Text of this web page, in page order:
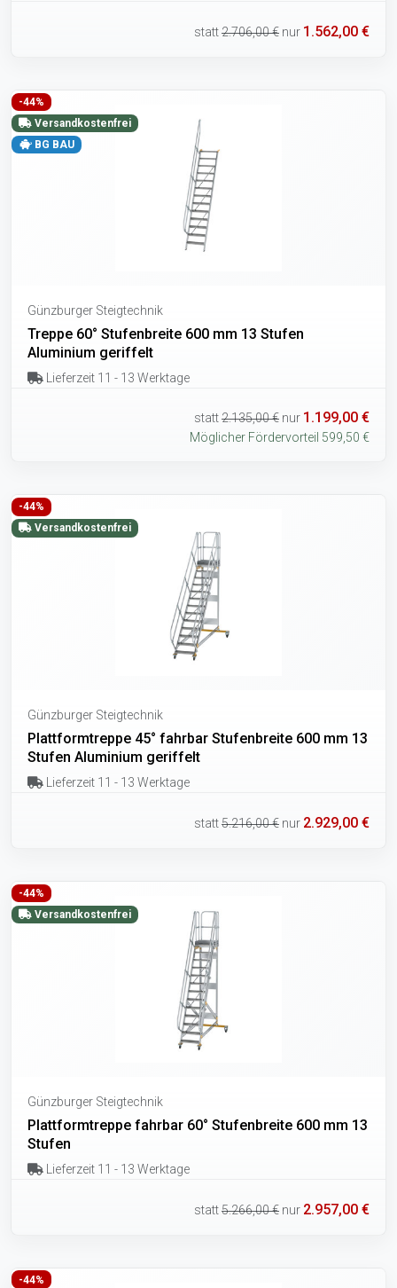
statt2.706,00 € nur 1.562,00 €
-44%
Versandkostenfrei
BG BAU
Günzburger Steigtechnik
Treppe 60° Stufenbreite 600 mm 13 Stufen
Aluminium geriffelt
Lieferzeit 11 - 13 Werktage
statt2.135,00 € nur 1.199,00 €
Möglicher Fördervorteil 599,50 €
-44%
Versandkostenfrei
Günzburger Steigtechnik
Plattformtreppe 45° fahrbar Stufenbreite 600 mm 13
Stufen Aluminium geriffelt
Lieferzeit 11 - 13 Werktage
statt5.216,00 € nur 2.929,00 €
-44%
Versandkostenfrei
Günzburger Steigtechnik
Plattformtreppe fahrbar 60° Stufenbreite 600 mm 13
Stufen
Lieferzeit 11 - 13 Werktage
statt5.266,00 € nur 2.957,00 €
-44%